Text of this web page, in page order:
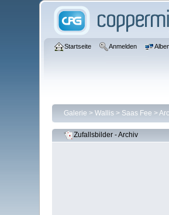
Startseite Anmelden
Galerie > Wallis> Saas Fee >
Zufallsbilder - Archiv